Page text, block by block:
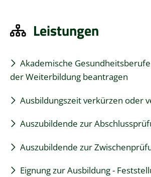
Leistungen
Akademische
der Weiterbildung beantragen
Ausbildungszeit verkürzen oder
Auszubildende zur
Auszubildende zur
Eignung zur Ausbildung -